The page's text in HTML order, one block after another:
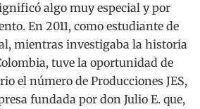
algo muy especial y por
En 2011, como estudiante de
mientras investigaba la historia
tuve la oportunidad de
el número de Producciones JES,
fundada por don Julio E. que,